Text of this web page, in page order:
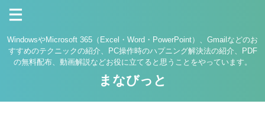
WindowsやMicrosoft 365（Excel・Word・PowerPoint）、Gmailなどのお
すすめのテクニックの紹介、PC操作時のハプニング解決法の紹介、PDF
の無料配布、動画解説などお役に立てると思うことをやっています。
まなびっと